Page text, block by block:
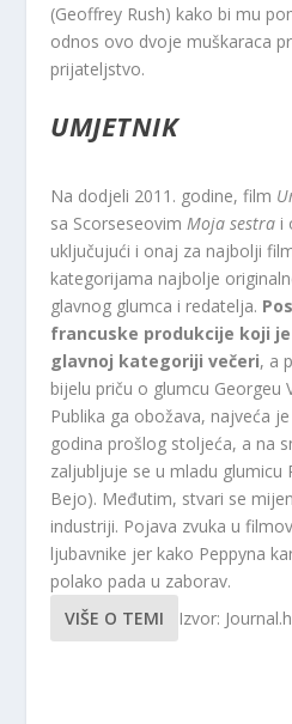
(Geoffrey Rush) kako bi mu
odnos ovo dvoje muškaraca
prijateljstvo.
UMJETNIK
Na dodjeli 2011. godine, film
sa Scorseseovim Moja sestra i
uključujući i onaj za najbolji
kategorijama najbolje
glavnog glumca i redatelja.
francuske produkcije koji
glavnoj kategoriji večeri, a
bijelu priču o glumcu Georgeu
Publika ga obožava, najveća
godina prošlog stoljeća, a na
zaljubljuje se u mladu glumicu
Bejo). Međutim, stvari se
industriji. Pojava zvuka u
ljubavnike jer kako Peppyna
polako pada u zaborav.
VIŠE O TEMI
Izvor: